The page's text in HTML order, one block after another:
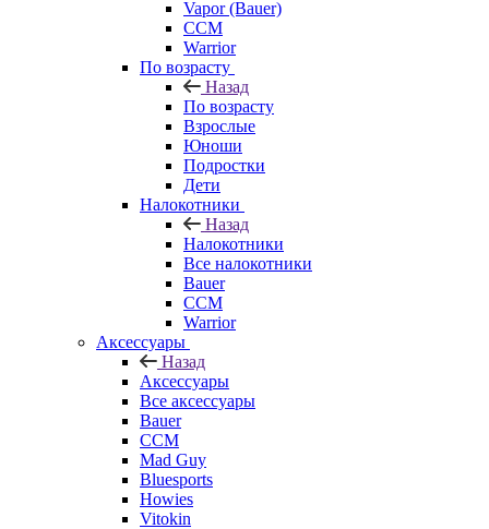
Vapor (Bauer)
CCM
Warrior
По возрасту
Назад
По возрасту
Взрослые
Юноши
Подростки
Дети
Налокотники
Назад
Налокотники
Все налокотники
Bauer
CCM
Warrior
Аксессуары
Назад
Аксессуары
Все аксессуары
Bauer
CCM
Mad Guy
Bluesports
Howies
Vitokin